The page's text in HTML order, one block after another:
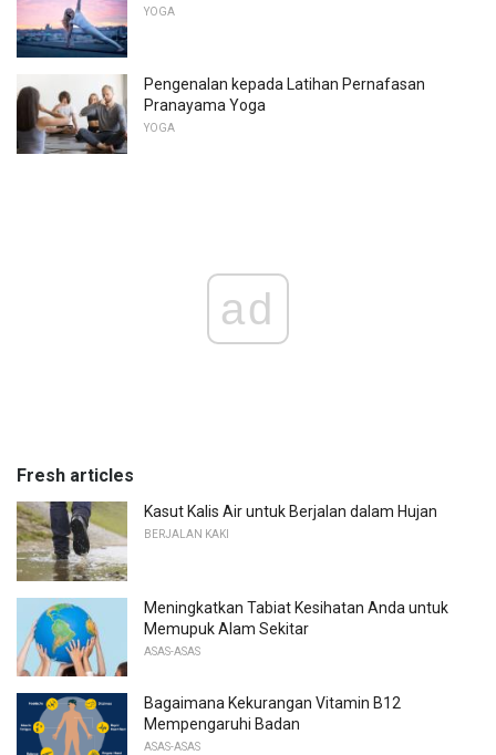
YOGA
Pengenalan kepada Latihan Pernafasan
Pranayama Yoga
YOGA
ad
Fresh articles
Kasut Kalis Air untuk Berjalan dalam Hujan
BERJALAN KAKI
Meningkatkan Tabiat Kesihatan Anda untuk
Memupuk Alam Sekitar
ASAS-ASAS
Bagaimana Kekurangan Vitamin B12
Mempengaruhi Badan
ASAS-ASAS